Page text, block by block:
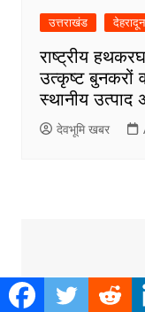
उत्तराखंड देहरादून
राष्ट्रीय
उत्कृष्ट बुनकरों
स्थानीय उत्पाद
देवभूमि खबर